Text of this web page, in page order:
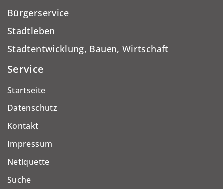
Bürgerservice
Stadtleben
Stadtentwicklung, Bauen, Wirtschaft
Service
Startseite
Datenschutz
Kontakt
Impressum
Netiquette
Suche